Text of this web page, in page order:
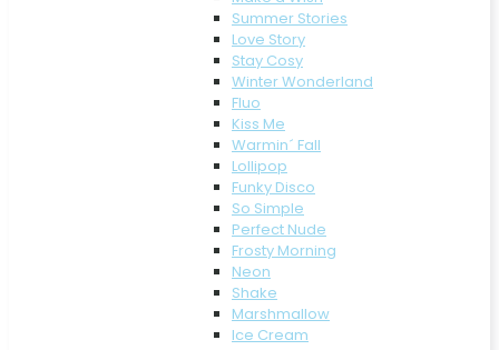
Summer Stories
Love Story
Stay Cosy
Winter Wonderland
Fluo
Kiss Me
Warmin´ Fall
Lollipop
Funky Disco
So Simple
Perfect Nude
Frosty Morning
Neon
Shake
Marshmallow
Ice Cream